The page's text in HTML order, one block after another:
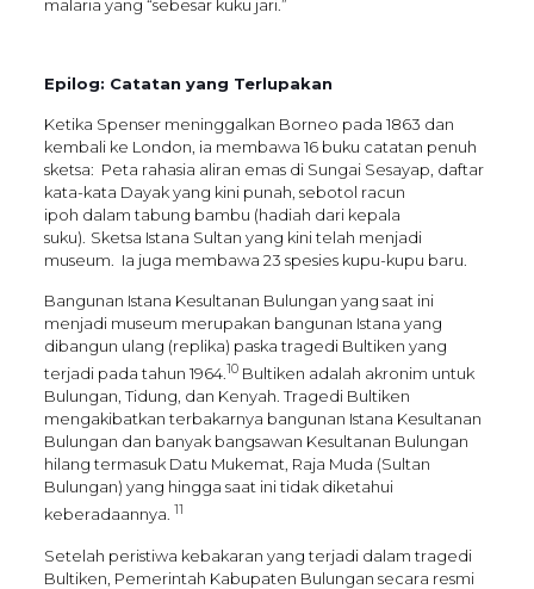
malaria yang “sebesar kuku jari.”
Epilog: Catatan yang Terlupakan
Ketika Spenser meninggalkan Borneo pada 1863 dan
kembali ke London, ia membawa 16 buku catatan penuh
sketsa: Peta rahasia aliran emas di Sungai Sesayap, daftar
kata-kata Dayak yang kini punah, sebotol racun
ipoh dalam tabung bambu (hadiah dari kepala
suku). Sketsa Istana Sultan yang kini telah menjadi
museum. Ia juga membawa 23 spesies kupu-kupu baru.
Bangunan Istana Kesultanan Bulungan yang saat ini
menjadi museum merupakan bangunan Istana yang
dibangun ulang (replika) paska tragedi Bultiken yang
terjadi pada tahun 1964.10Bultiken adalah akronim untuk
Bulungan, Tidung, dan Kenyah. Tragedi Bultiken
mengakibatkan terbakarnya bangunan Istana Kesultanan
Bulungan dan banyak bangsawan Kesultanan Bulungan
hilang termasuk Datu Mukemat, Raja Muda (Sultan
Bulungan) yang hingga saat ini tidak diketahui
keberadaannya. 11
Setelah peristiwa kebakaran yang terjadi dalam tragedi
Bultiken, Pemerintah Kabupaten Bulungan secara resmi